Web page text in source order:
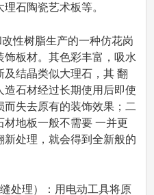
石陶瓷艺术板等。
性树脂生产的一种仿花岗
板材。其色彩丰富，吸水
结晶类似大理石，其 翻
石材经过长期使用后即使
失去原有的装饰效果；二
地板一般不需要 一并更
处理，就会得到全新般的
处理）：用电动工具将原